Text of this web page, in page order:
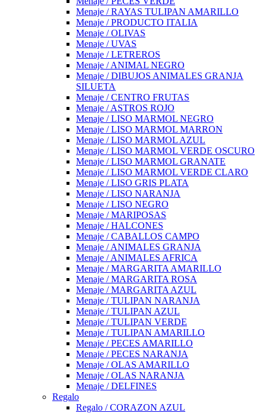
Menaje / RAYAS TULIPAN AMARILLO
Menaje / PRODUCTO ITALIA
Menaje / OLIVAS
Menaje / UVAS
Menaje / LETREROS
Menaje / ANIMAL NEGRO
Menaje / DIBUJOS ANIMALES GRANJA
SILUETA
Menaje / CENTRO FRUTAS
Menaje / ASTROS ROJO
Menaje / LISO MARMOL NEGRO
Menaje / LISO MARMOL MARRON
Menaje / LISO MARMOL AZUL
Menaje / LISO MARMOL VERDE OSCURO
Menaje / LISO MARMOL GRANATE
Menaje / LISO MARMOL VERDE CLARO
Menaje / LISO GRIS PLATA
Menaje / LISO NARANJA
Menaje / LISO NEGRO
Menaje / MARIPOSAS
Menaje / HALCONES
Menaje / CABALLOS CAMPO
Menaje / ANIMALES GRANJA
Menaje / ANIMALES AFRICA
Menaje / MARGARITA AMARILLO
Menaje / MARGARITA ROSA
Menaje / MARGARITA AZUL
Menaje / TULIPAN NARANJA
Menaje / TULIPAN AZUL
Menaje / TULIPAN VERDE
Menaje / TULIPAN AMARILLO
Menaje / PECES AMARILLO
Menaje / PECES NARANJA
Menaje / OLAS AMARILLO
Menaje / OLAS NARANJA
Menaje / DELFINES
Regalo
Regalo / CORAZON AZUL